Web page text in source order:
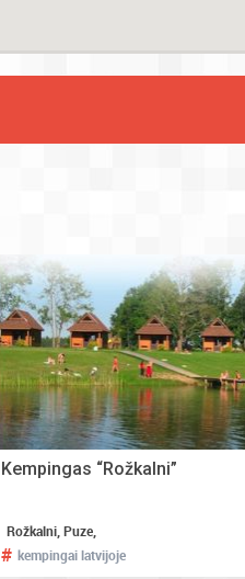
Kempingas “Rožkalni”
Rožkalni, Puze,
# kempingai latvijoje